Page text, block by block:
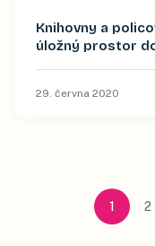
Knihovny a
úložný prostor
29. června 2020
1 2